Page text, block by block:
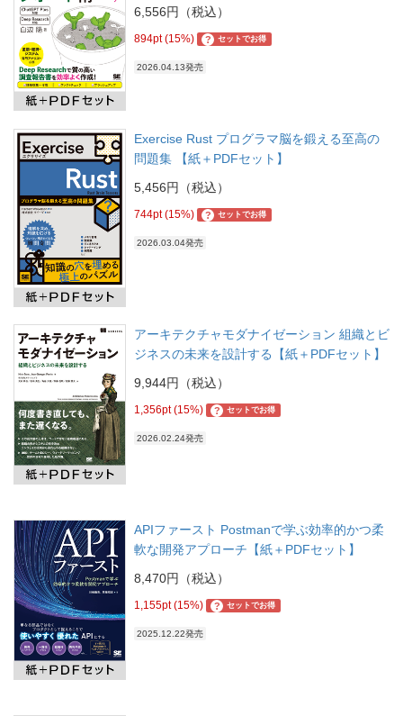
6,556円（税込）
894pt (15%) ? セットでお得
2026.04.13発売
Exercise Rust プログラマ脳を鍛える至高の
問題集 【紙＋PDFセット】
5,456円（税込）
744pt (15%) ? セットでお得
2026.03.04発売
アーキテクチャモダナイゼーション 組織とビ
ジネスの未来を設計する【紙＋PDFセット】
9,944円（税込）
1,356pt (15%) ? セットでお得
2026.02.24発売
APIファースト Postmanで学ぶ効率的かつ柔
軟な開発アプローチ【紙＋PDFセット】
8,470円（税込）
1,155pt (15%) ? セットでお得
2025.12.22発売